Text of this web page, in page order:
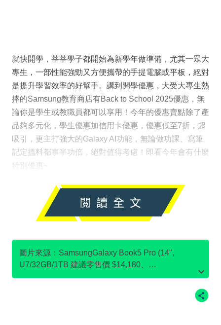
就快開學，莘莘學子都開始為新學年做準備，尤其一眾大
專生，一部性能強勁又方便攜帶的手提電腦或平板，絕對
是提升學習效率的好幫手。講到開學優惠，大受大專生熱
捧的Samsung教育商店有Back to School 2025優惠，無
論你是學生或教職員都可以享用！今年的優惠賣點除了產
品夠多元化，學生優惠加信用卡優惠，優惠低至7折，超
吸引，更主打強大的Galaxy AI功能，無論做功課、寫筆
記定搵料都事半功倍，絕對值得考慮！即看今年會有什麼
特別優惠~
圖片來源：SamsungGalaxy Book5 Pro (14",
U7/32GB/1TB 建議零售價 $14,180、
SamsungGalaxy Book4 (15.6”, i7/16GB/512GB 建議